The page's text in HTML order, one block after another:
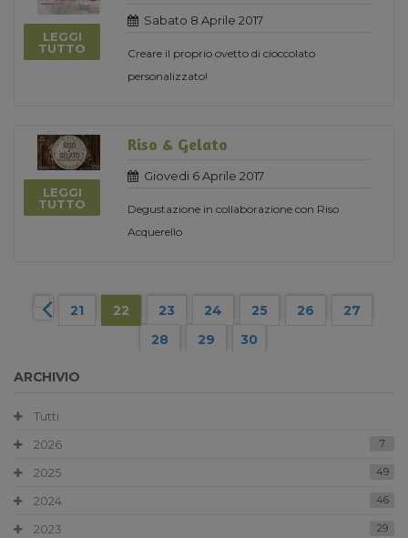
LEGGI
TUTTO
Sabato 8 Aprile 2017
Creare il proprio ovetto di cioccolato
personalizzato!
LEGGI
TUTTO
Riso & Gelato
Giovedi 6 Aprile 2017
Degustazione in collaborazione con Riso
Acquerello
21 22 23 24 25 26
27
28
29 30
ARCHIVIO
Tutti
2026
7
2025 49
2024 46
2023 29